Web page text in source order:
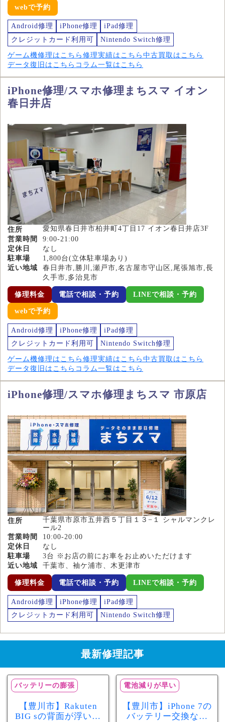
webで予約
Android修理 iPhone修理
iPad修理
クレジットカード利用可
Nintendo Switch修理
ゲーム機修理はこちら 修理実績はこちら 中古買取はこちら
データ復旧はこちら コラム一覧はこちら
iPhone修理/スマホ修理まちスマ イオン
春日井店
住所
愛知県春日井市柏井町4丁目17 イオン春日井店3F
営業時間
9:00-21:00
定休日
なし
駐車場
1,800台(立体駐車場あり)
近い地域
春日井市,勝川,瀬戸市,名古屋市守山区,尾張旭市,長
久手市,多治見市
修理料金 電話で相談・予約 LINEで相談・予約
webで予約
Android修理 iPhone修理
iPad修理
クレジットカード利用可
Nintendo Switch修理
ゲーム機修理はこちら 修理実績はこちら 中古買取はこちら
データ復旧はこちら コラム一覧はこちら
iPhone修理/スマホ修理まちスマ 市原店
住所
千葉県市原市五井西５丁目１３−１ シャルマンクレ
ール2
営業時間
10:00-20:00
定休日
なし
駐車場
3台 ※お店の前にお車をお止めいただけます
近い地域
千葉市、袖ケ浦市、木更津市
修理料金 電話で相談・予約 LINEで相談・予約
Android修理 iPhone修理
iPad修理
クレジットカード利用可
Nintendo Switch修理
最新修理記事
バッテリーの膨張
【豊川市】Rakuten
BIG sの背面が浮いて
電池減りが早い
【豊川市】iPhone 7の
バッテリー交換なら